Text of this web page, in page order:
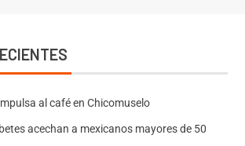
al café en Chicomuselo
acechan a mexicanos mayores de 50